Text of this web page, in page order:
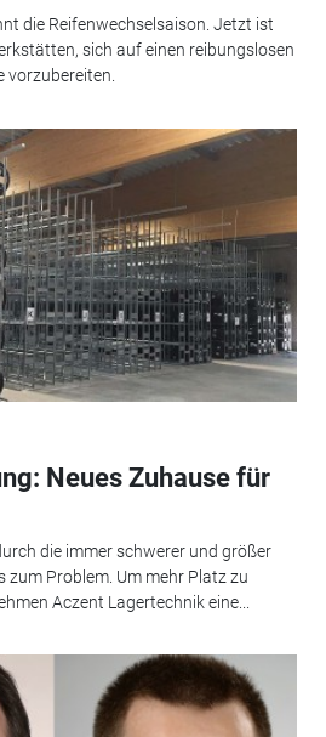
die Reifenwechselsaison. Jetzt ist
sich auf einen reibungslosen
vorzubereiten.
Neues Zuhause für
die immer schwerer und größer
Problem. Um mehr Platz zu
Aczent Lagertechnik eine...